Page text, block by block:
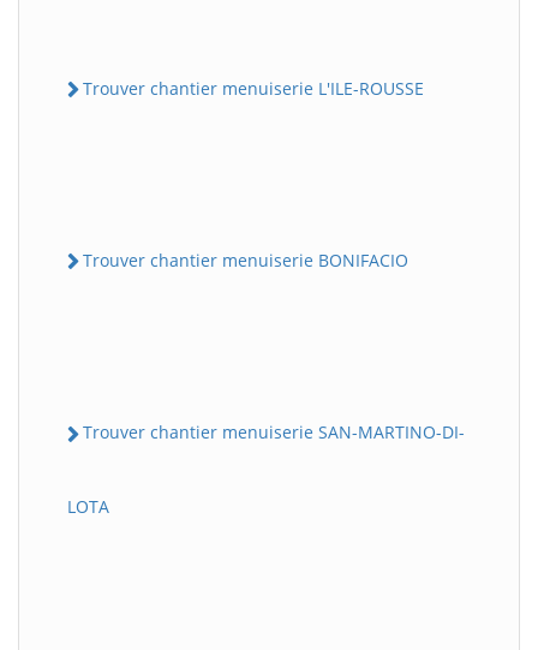
Trouver chantier menuiserie L'ILE-ROUSSE
Trouver chantier menuiserie BONIFACIO
Trouver chantier menuiserie SAN-MARTINO-DI-
LOTA